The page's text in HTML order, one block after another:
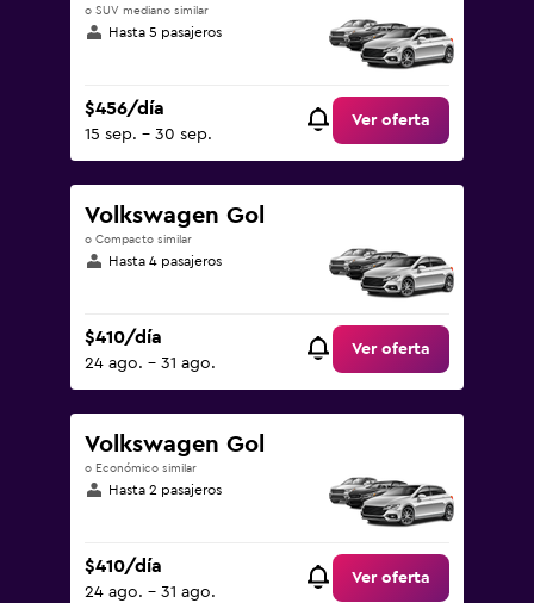
o SUV mediano similar
Hasta 5 pasajeros
$456/día
15 sep. - 30 sep.
Ver oferta
Volkswagen Gol
o Compacto similar
Hasta 4 pasajeros
$410/día
24 ago. - 31 ago.
Ver oferta
Volkswagen Gol
o Económico similar
Hasta 2 pasajeros
$410/día
24 ago. - 31 ago.
Ver oferta